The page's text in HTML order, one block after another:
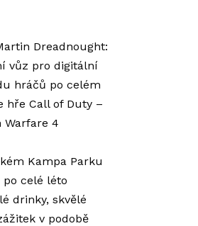
Dreadnought:
vůz pro digitální
hráčů po celém
hře Call of Duty –
Warfare 4
Kampa Parku
po celé léto
drinky, skvělé
v podobě